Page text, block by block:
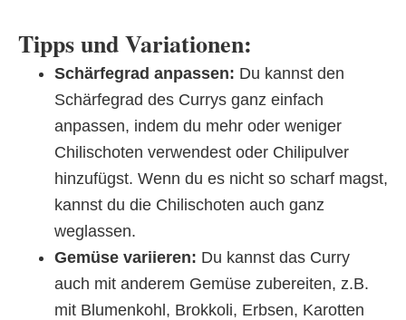
Tipps und Variationen:
Schärfegrad anpassen: Du kannst den
Schärfegrad des Currys ganz einfach
anpassen, indem du mehr oder weniger
Chilischoten verwendest oder Chilipulver
hinzufügst. Wenn du es nicht so scharf magst,
kannst du die Chilischoten auch ganz
weglassen.
Gemüse variieren: Du kannst das Curry
auch mit anderem Gemüse zubereiten, z.B.
mit Blumenkohl, Brokkoli, Erbsen, Karotten